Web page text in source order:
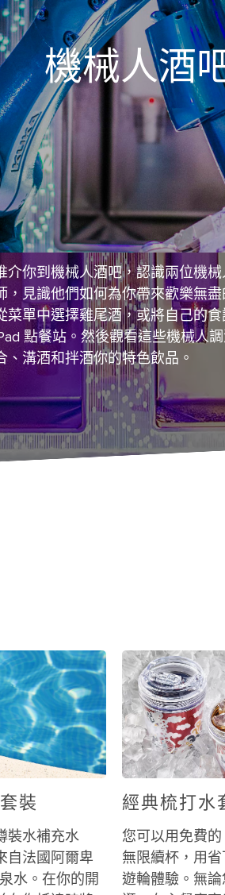
機械人酒
介你到機械人酒吧，認識兩位機械
，見識他們如何為你帶來歡樂無盡
菜單中選擇雞尾酒，或將自己的
點餐站。然後觀看這些機械人
、溝酒和拌酒你的特色飲品。
裝
裝水補充水
自法國阿爾卑
水。在你的開
經典梳打水
您可以用免費
無限續杯，用
遊輪體驗。無